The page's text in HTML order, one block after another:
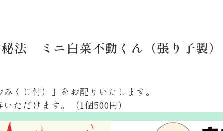
法 ミニ白菜不動くん（張り子製
くじ付）」をお配りいたします。
ただけます。（1個500円）